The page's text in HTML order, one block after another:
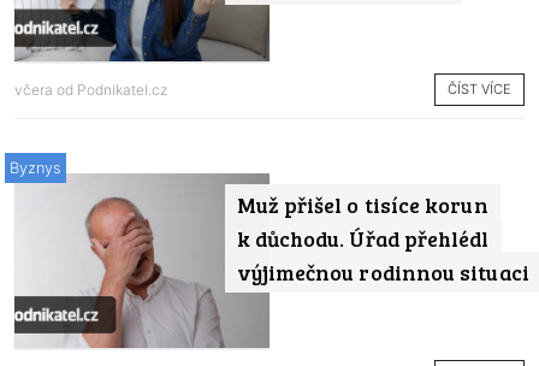
včera od Podnikatel.cz ČÍST VÍCE
Muž přišel o tisíce korun
k důchodu. Úřad přehlédl
výjimečnou rodinnou situaci
Byznys